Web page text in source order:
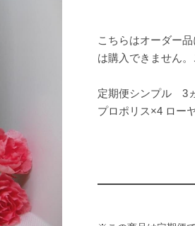
こちらはオーダー
は購入できません。
定期便シンプル 3
プロポリス×4 ロー